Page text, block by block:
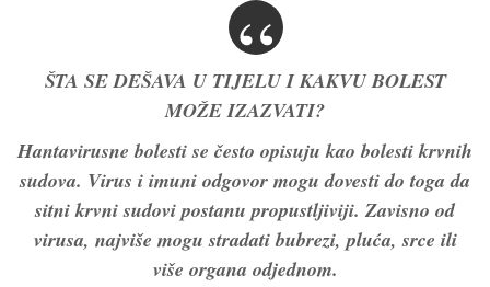
ŠTA SE DEŠAVA U TIJELU I KAKVU BOLEST
MOŽE IZAZVATI?
Hantavirusne bolesti se često opisuju kao bolesti krvnih
sudova. Virus i imuni odgovor mogu dovesti do toga da
sitni krvni sudovi postanu propustljiviji. Zavisno od
virusa, najviše mogu stradati bubrezi, pluća, srce ili
više organa odjednom.